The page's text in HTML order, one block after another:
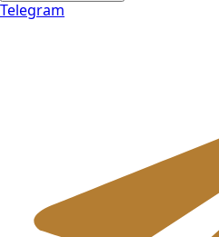
Telegram